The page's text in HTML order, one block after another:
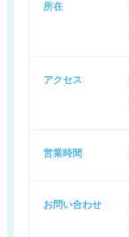
所在
アクセス
営業時間
お問い合わせ